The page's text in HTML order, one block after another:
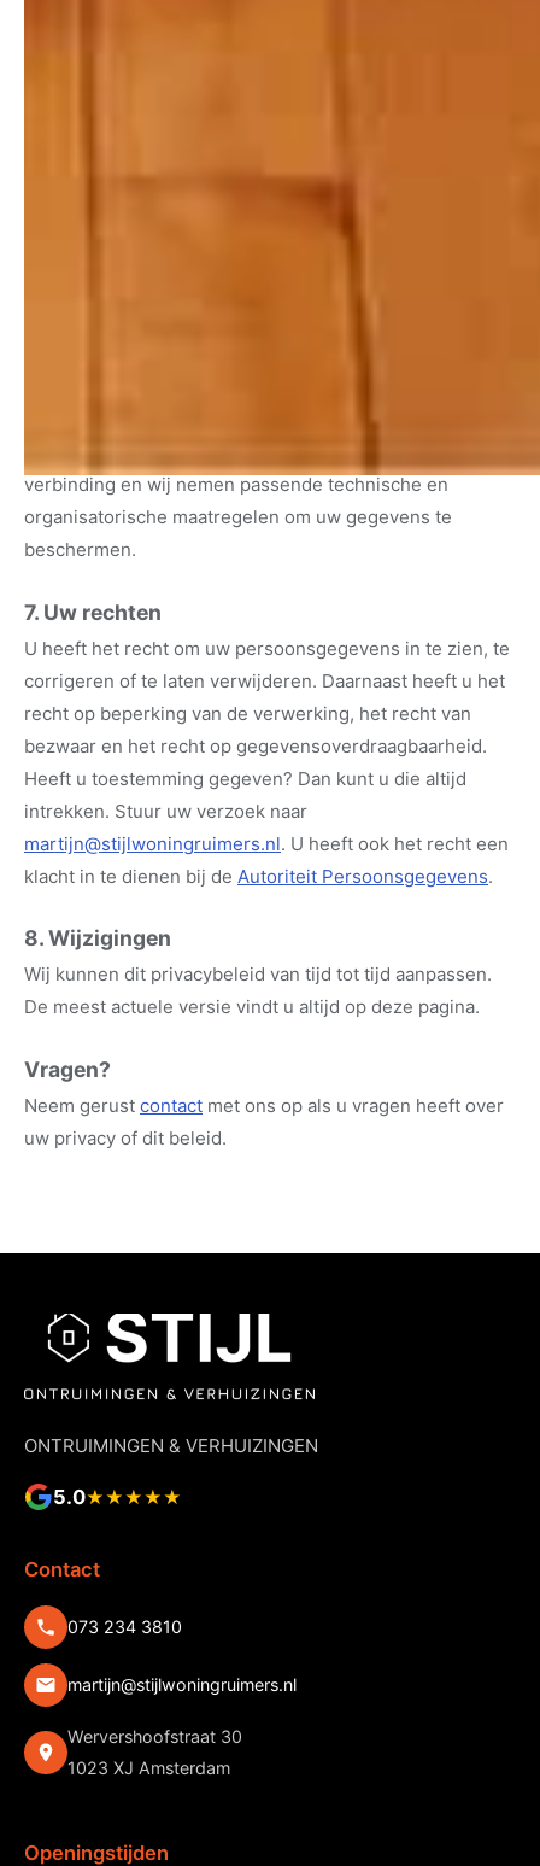
verbinding en wij nemen passende technische en
organisatorische maatregelen om uw gegevens te
beschermen.
7. Uw rechten
U heeft het recht om uw persoonsgegevens in te zien, te
corrigeren of te laten verwijderen. Daarnaast heeft u het
recht op beperking van de verwerking, het recht van
bezwaar en het recht op gegevensoverdraagbaarheid.
Heeft u toestemming gegeven? Dan kunt u die altijd
intrekken. Stuur uw verzoek naar
martijn@stijlwoningruimers.nl. U heeft ook het recht een
klacht in te dienen bij de Autoriteit Persoonsgegevens.
8. Wijzigingen
Wij kunnen dit privacybeleid van tijd tot tijd aanpassen.
De meest actuele versie vindt u altijd op deze pagina.
Vragen?
Neem gerust contact met ons op als u vragen heeft over
uw privacy of dit beleid.
ONTRUIMINGEN & VERHUIZINGEN
5.0★★★★★
Contact
073 234 3810
martijn@stijlwoningruimers.nl
Wervershoofstraat 30
1023 XJ Amsterdam
Openingstijden